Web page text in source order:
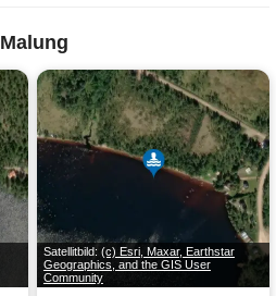
Satellitbild: (c) Esri, Maxar, Earthstar
Geographics, and the GIS User
Community